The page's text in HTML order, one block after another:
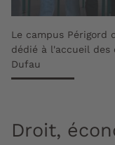
Le campus Périgord
dédié à l'accueil
Dufau
Droit,